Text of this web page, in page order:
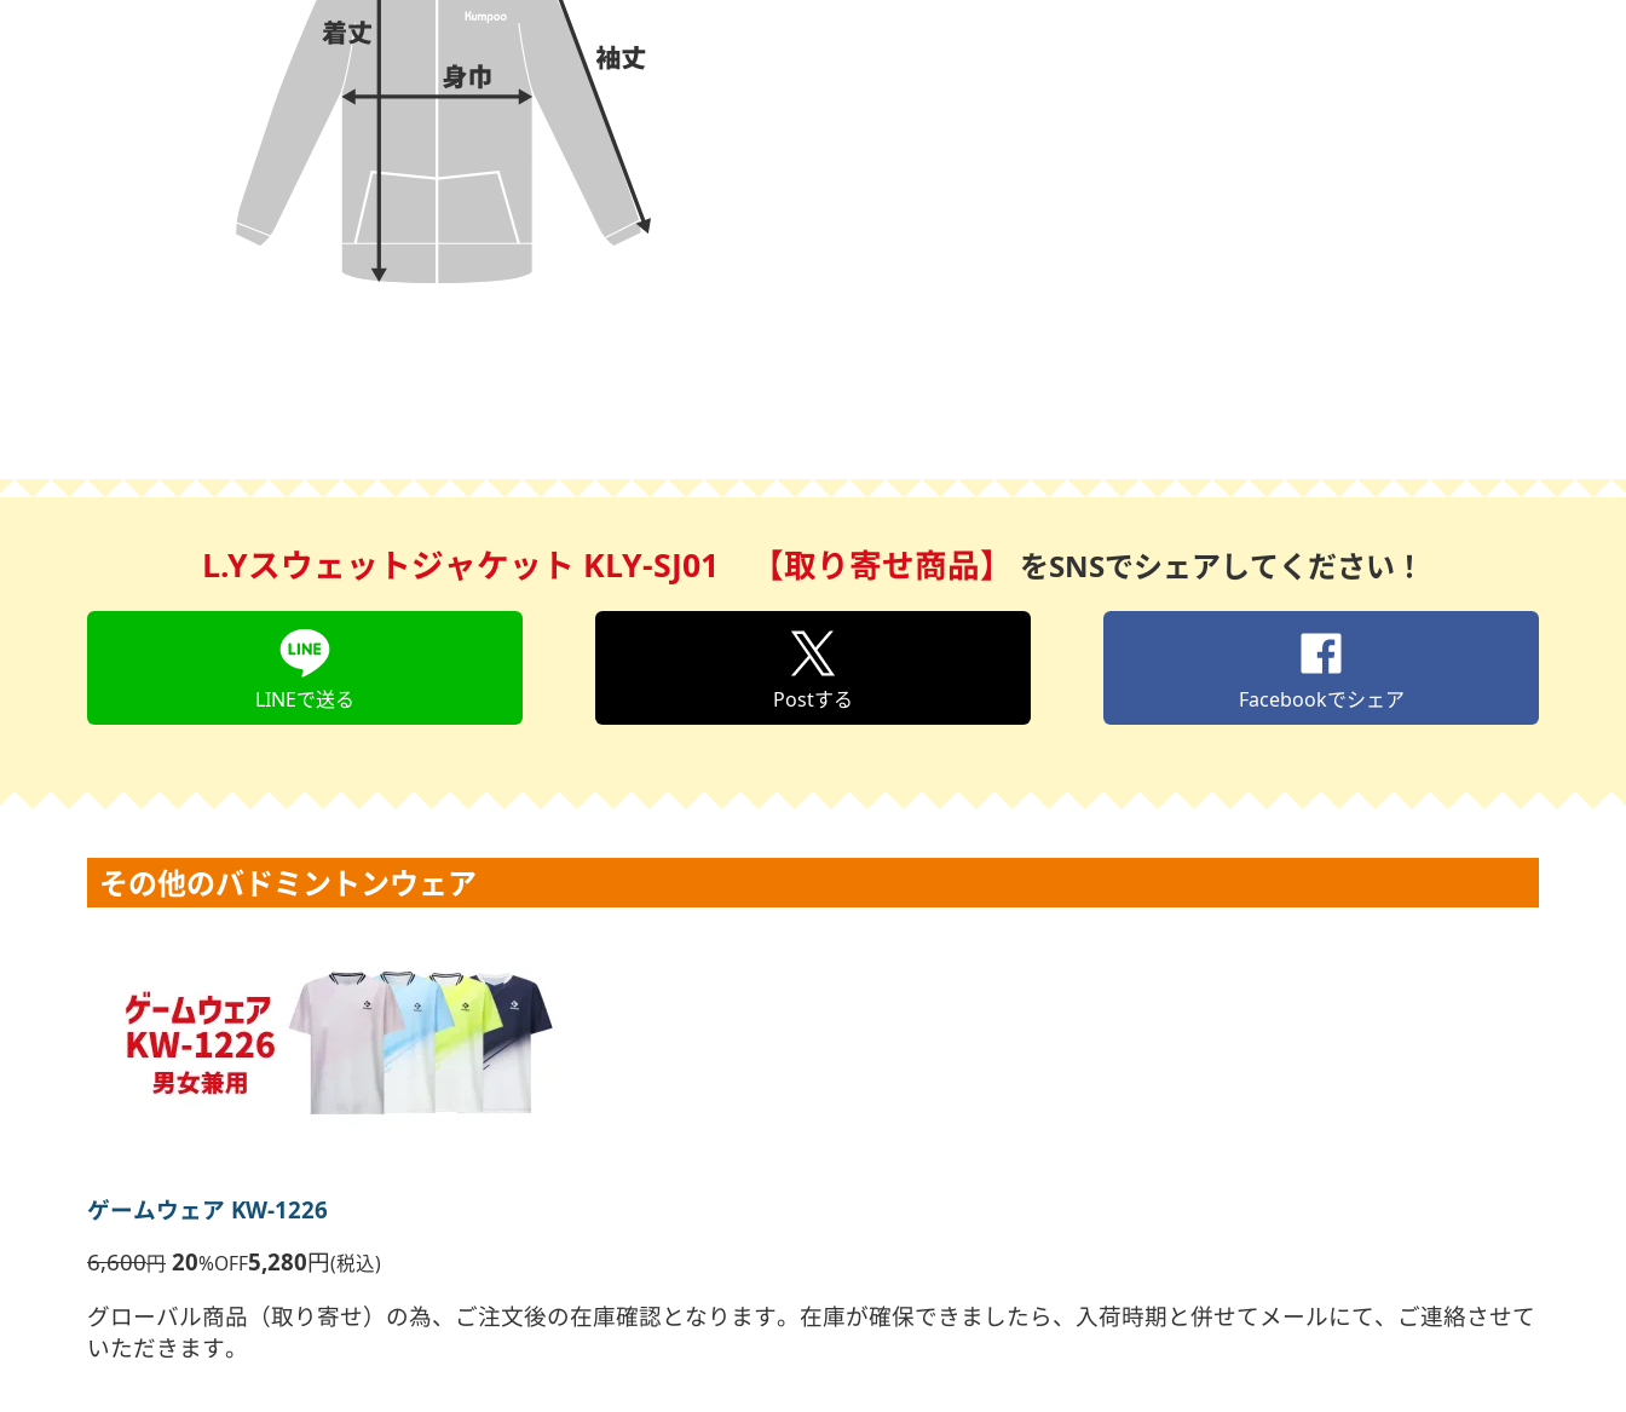
L.Yスウェットジャケット KLY-SJ01 【取り寄せ商品】 をSNSでシェアしてください！
LINEで送る Postする Facebookでシェア
その他のバドミントンウェア
ゲームウェア KW-1226
6,600円 20%OFF5,280円(税込)
グローバル商品（取り寄せ）の為、ご注文後の在庫確認となります。在庫が確保できましたら、入荷時期と併せてメールにて、ご連絡させて
いただきます。